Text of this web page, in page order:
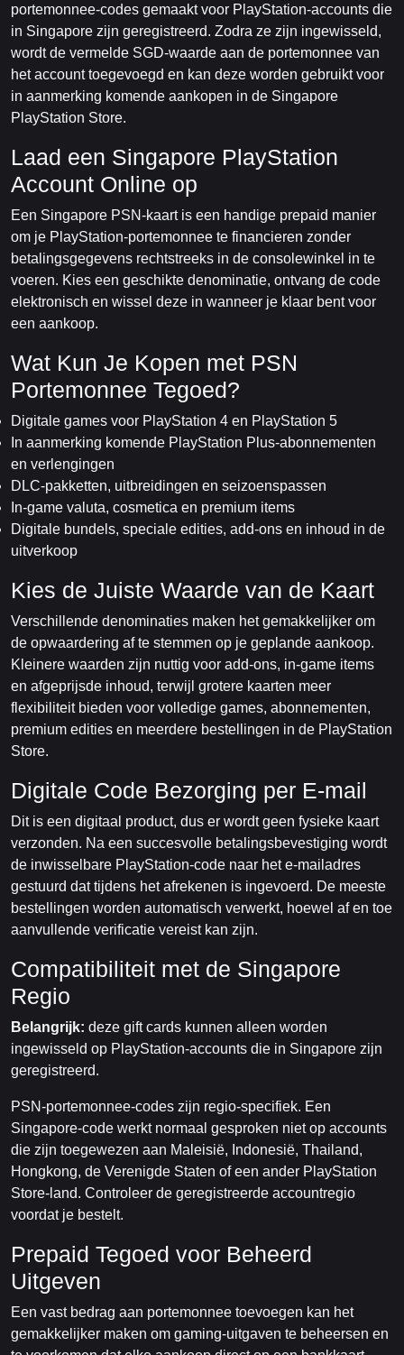
portemonnee-codes gemaakt voor PlayStation-accounts die
in Singapore zijn geregistreerd. Zodra ze zijn ingewisseld,
wordt de vermelde SGD-waarde aan de portemonnee van
het account toegevoegd en kan deze worden gebruikt voor
in aanmerking komende aankopen in de Singapore
PlayStation Store.
Laad een Singapore PlayStation
Account Online op
Een Singapore PSN-kaart is een handige prepaid manier
om je PlayStation-portemonnee te financieren zonder
betalingsgegevens rechtstreeks in de consolewinkel in te
voeren. Kies een geschikte denominatie, ontvang de code
elektronisch en wissel deze in wanneer je klaar bent voor
een aankoop.
Wat Kun Je Kopen met PSN
Portemonnee Tegoed?
Digitale games voor PlayStation 4 en PlayStation 5
In aanmerking komende PlayStation Plus-abonnementen
en verlengingen
DLC-pakketten, uitbreidingen en seizoenspassen
In-game valuta, cosmetica en premium items
Digitale bundels, speciale edities, add-ons en inhoud in de
uitverkoop
Kies de Juiste Waarde van de Kaart
Verschillende denominaties maken het gemakkelijker om
de opwaardering af te stemmen op je geplande aankoop.
Kleinere waarden zijn nuttig voor add-ons, in-game items
en afgeprijsde inhoud, terwijl grotere kaarten meer
flexibiliteit bieden voor volledige games, abonnementen,
premium edities en meerdere bestellingen in de PlayStation
Store.
Digitale Code Bezorging per E-mail
Dit is een digitaal product, dus er wordt geen fysieke kaart
verzonden. Na een succesvolle betalingsbevestiging wordt
de inwisselbare PlayStation-code naar het e-mailadres
gestuurd dat tijdens het afrekenen is ingevoerd. De meeste
bestellingen worden automatisch verwerkt, hoewel af en toe
aanvullende verificatie vereist kan zijn.
Compatibiliteit met de Singapore
Regio
Belangrijk: deze gift cards kunnen alleen worden
ingewisseld op PlayStation-accounts die in Singapore zijn
geregistreerd.
PSN-portemonnee-codes zijn regio-specifiek. Een
Singapore-code werkt normaal gesproken niet op accounts
die zijn toegewezen aan Maleisië, Indonesië, Thailand,
Hongkong, de Verenigde Staten of een ander PlayStation
Store-land. Controleer de geregistreerde accountregio
voordat je bestelt.
Prepaid Tegoed voor Beheerd
Uitgeven
Een vast bedrag aan portemonnee toevoegen kan het
gemakkelijker maken om gaming-uitgaven te beheersen en